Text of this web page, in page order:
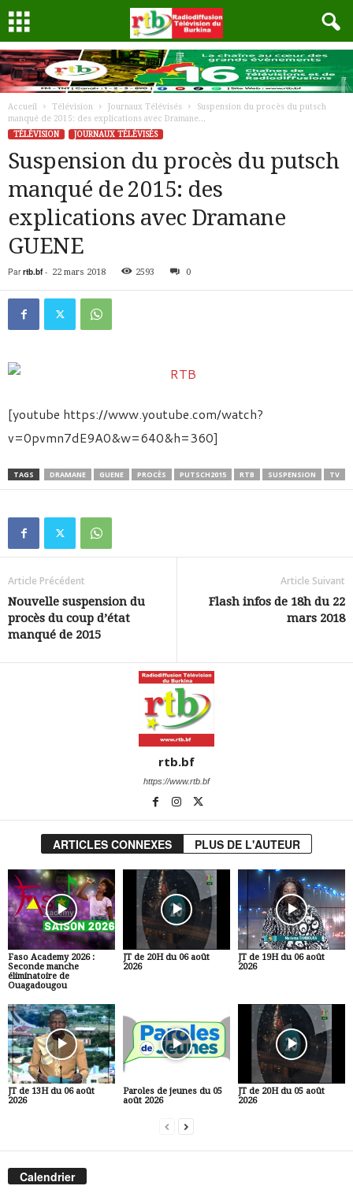
Accueil Télévision Journaux Télévisés
Suspension du procès du putsch
manqué de 2015: des explications avec Dramane...
TÉLÉVISION
JOURNAUX TÉLÉVISÉS
Suspension du procès du putsch
manqué de 2015: des
explications avec Dramane
GUENE
Par rtb.bf- 22 mars 2018 2593 0
[youtube https://www.youtube.com/watch?
v=0pvmn7dE9A0&w=640&h=360]
TAGS DRAMANE GUENE PROCÈS PUTSCH2015 RTB SUSPENSION TV
Article Précédent
Nouvelle suspension du
procès du coup d’état
manqué de 2015
Article Suivant
Flash infos de 18h du 22
mars 2018
rtb.bf
https://www.rtb.bf
ARTICLES CONNEXES PLUS DE L'AUTEUR
Faso Academy 2026 :
Seconde manche
éliminatoire de
Ouagadougou
JT de 20H du 06 août
2026
JT de 19H du 06 août
2026
JT de 13H du 06 août
2026
Paroles de jeunes du 05
août 2026
JT de 20H du 05 août
2026
Calendrier